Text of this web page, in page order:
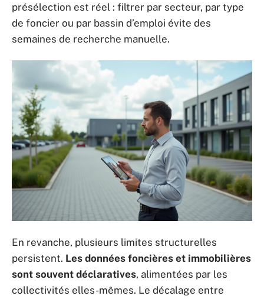
présélection est réel : filtrer par secteur, par type
de foncier ou par bassin d’emploi évite des
semaines de recherche manuelle.
En revanche, plusieurs limites structurelles
persistent. Les données foncières et immobilières
sont souvent déclaratives, alimentées par les
collectivités elles-mêmes. Le décalage entre